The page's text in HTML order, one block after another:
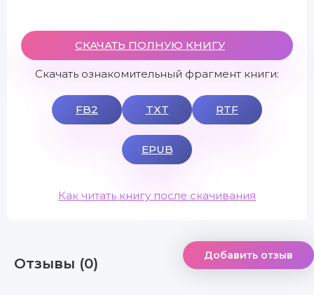
СКАЧАТЬ ПОЛНУЮ КНИГУ
Скачать ознакомительный фрагмент книги:
FB2 TXT RTF
EPUB
Как читать книгу после скачивания
Отзывы (0) Добавить отзыв